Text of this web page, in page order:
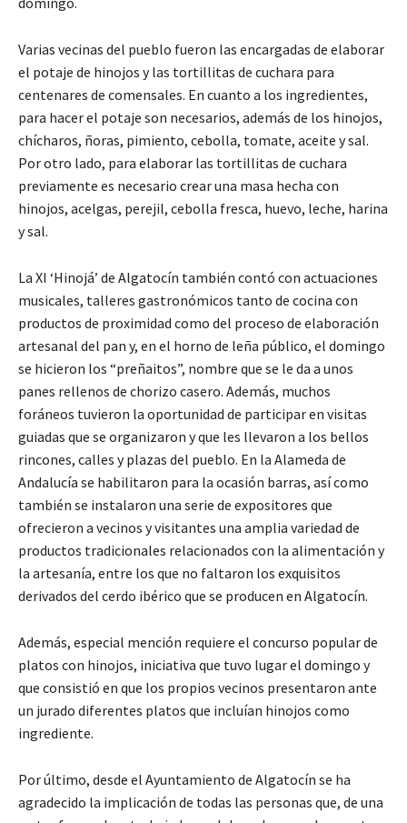
Varias vecinas del pueblo fueron las encargadas de elaborar
el potaje de hinojos y las tortillitas de cuchara para
centenares de comensales. En cuanto a los ingredientes,
para hacer el potaje son necesarios, además de los hinojos,
chícharos, ñoras, pimiento, cebolla, tomate, aceite y sal.
Por otro lado, para elaborar las tortillitas de cuchara
previamente es necesario crear una masa hecha con
hinojos, acelgas, perejil, cebolla fresca, huevo, leche, harina
y sal.
La XI ‘Hinojá’ de Algatocín también contó con actuaciones
musicales, talleres gastronómicos tanto de cocina con
productos de proximidad como del proceso de elaboración
artesanal del pan y, en el horno de leña público, el domingo
se hicieron los “preñaitos”, nombre que se le da a unos
panes rellenos de chorizo casero. Además, muchos
foráneos tuvieron la oportunidad de participar en visitas
guiadas que se organizaron y que les llevaron a los bellos
rincones, calles y plazas del pueblo. En la Alameda de
Andalucía se habilitaron para la ocasión barras, así como
también se instalaron una serie de expositores que
ofrecieron a vecinos y visitantes una amplia variedad de
productos tradicionales relacionados con la alimentación y
la artesanía, entre los que no faltaron los exquisitos
derivados del cerdo ibérico que se producen en Algatocín.
Además, especial mención requiere el concurso popular de
platos con hinojos, iniciativa que tuvo lugar el domingo y
que consistió en que los propios vecinos presentaron ante
un jurado diferentes platos que incluían hinojos como
ingrediente.
Por último, desde el Ayuntamiento de Algatocín se ha
agradecido la implicación de todas las personas que, de una